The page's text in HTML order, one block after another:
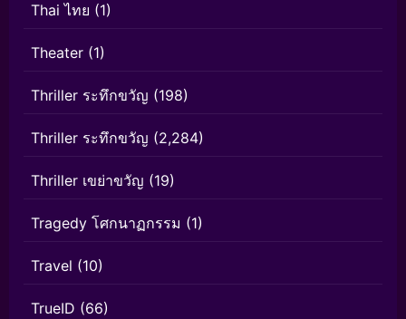
Thai ไทย (1)
Theater (1)
Thriller ระทึกขวัญ (198)
Thriller ระทึกขวัญ (2,284)
Thriller เขย่าขวัญ (19)
Tragedy โศกนาฏกรรม (1)
Travel (10)
TrueID (66)